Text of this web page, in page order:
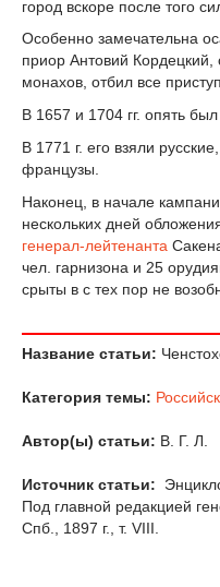
город вскоре после того
Особенно замечательна
приор Антовий Кордецкий,
монахов, отбил все
В 1657 и 1704 гг. опять
В 1771 г. его взяли
французы.
Наконец, в начале
нескольких дней
генерал-лейтенанта
чел. гарнизона и 25
срыты в с тех пор не
Название статьи:
Категория темы:
Автор(ы) статьи: В. Г. Л.
Источник статьи:
Под главной редакцией
Спб., 1897 г., т. VIII.